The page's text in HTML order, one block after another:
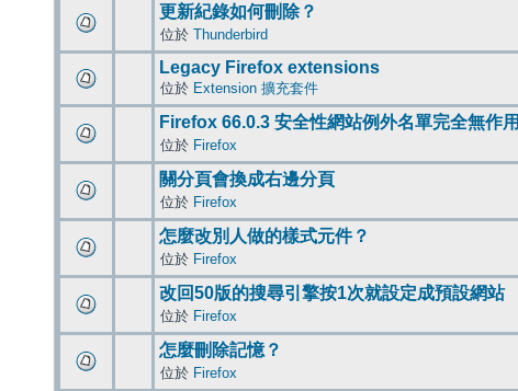
更新紀錄如何刪除？
位於 Thunderbird
Legacy Firefox extensions
位於 Extension 擴充套件
Firefox 66.0.3 安全性網站例外名單完全無作用
位於 Firefox
關分頁會換成右邊分頁
位於 Firefox
怎麼改別人做的樣式元件？
位於 Firefox
改回50版的搜尋引擎按1次就設定成預設網站
位於 Firefox
怎麼刪除記憶？
位於 Firefox